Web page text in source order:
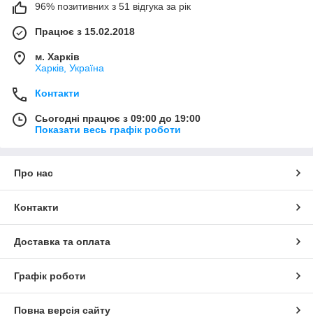
96% позитивних з 51 відгука за рік
Працює з 15.02.2018
м. Харків
Харків, Україна
Контакти
Сьогодні працює з 09:00 до 19:00
Показати весь графік роботи
Про нас
Контакти
Доставка та оплата
Графік роботи
Повна версія сайту